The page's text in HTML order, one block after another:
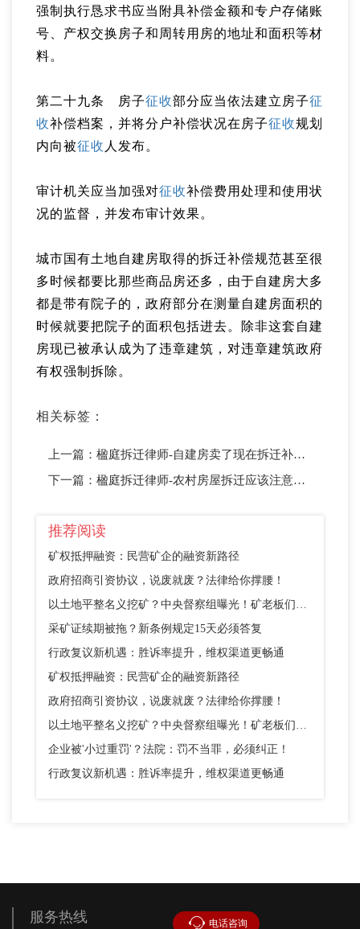
强制执行恳求书应当附具补偿金额和专户存储账
号、产权交换房子和周转用房的地址和面积等材
料。
第二十九条 房子征收部分应当依法建立房子征
收补偿档案，并将分户补偿状况在房子征收规划
内向被征收 人发布。
审计机关应当加强对征收补偿费用处理和使用状
况的监督，并发布审计效果。
城市国有土地自建房取得的拆迁补偿规范甚至很
多时候都要比那些商品房还多，由于自建房大多
都是带有院子的，政府部分在测量自建房面积的
时候就要把院子的面积包括进去。除非这套自建
房现已被承认成为了违章建筑，对违章建筑政府
有权强制拆除。
相关标签：
上一篇： 楹庭拆迁律师-自建房卖了现在拆迁补偿款给谁
下一篇： 楹庭拆迁律师-农村房屋拆迁应该注意什么
推荐阅读
矿权抵押融资：民营矿企的融资新路径
政府招商引资协议，说废就废？法律给你撑腰！
以土地平整名义挖矿？中央督察组曝光！矿老板们别踩这个坑
采矿证续期被拖？新条例规定15天必须答复
行政复议新机遇：胜诉率提升，维权渠道更畅通
矿权抵押融资：民营矿企的融资新路径
政府招商引资协议，说废就废？法律给你撑腰！
以土地平整名义挖矿？中央督察组曝光！矿老板们别踩这个坑
企业被'小过重罚'？法院：罚不当罪，必须纠正！
行政复议新机遇：胜诉率提升，维权渠道更畅通
服务热线 电话咨询